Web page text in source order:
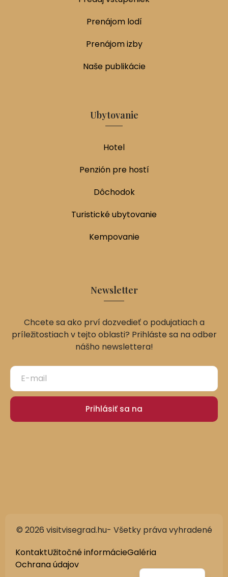
Prenájom lodí
Prenájom izby
Naše publikácie
Ubytovanie
Hotel
Penzión pre hostí
Dôchodok
Turistické ubytovanie
Kempovanie
Newsletter
Chcete sa ako prví dozvedieť o podujatiach a
príležitostiach v tejto oblasti? Prihláste sa na odber
nášho newslettera!
Prihlásiť sa na
© 2026 visitvisegrad.hu- Všetky práva vyhradené
KontaktUžitočné informácieGaléria
Ochrana údajov
German